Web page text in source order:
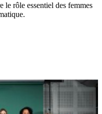
rôle essentiel des femmes